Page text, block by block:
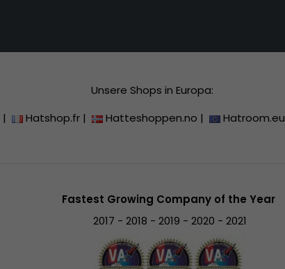
Unsere Shops in Europa:
| Hatshop.fr | Hatteshoppen.no | Hatroom.eu
Fastest Growing Company of the Year
2017 - 2018 - 2019 - 2020 - 2021